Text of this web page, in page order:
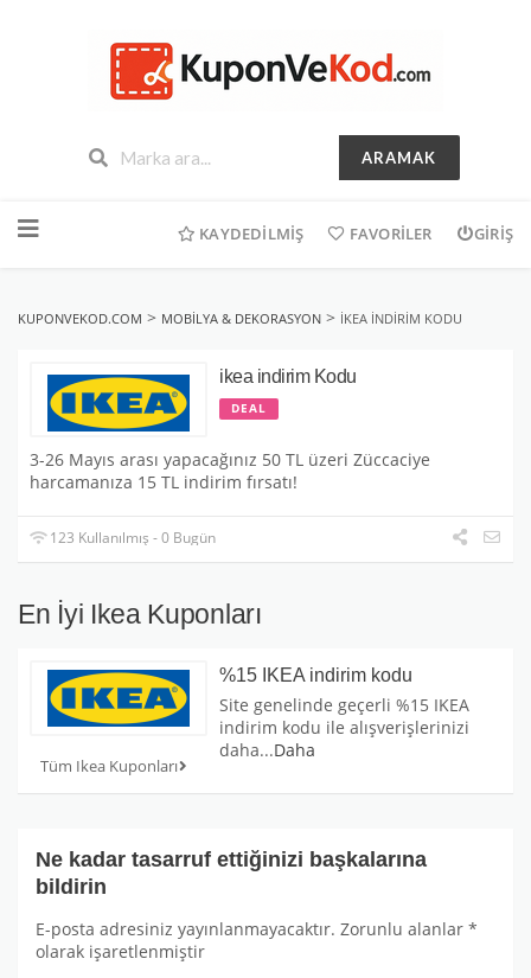
ARAMAK
geç
KAYDEDILMIŞ FAVORILER GIRIŞ
KUPONVEKOD.COM > MOBILYA & DEKORASYON > IKEA INDIRIM KODU
ikea indirim Kodu
DEAL
3-26 Mayıs arası yapacağınız 50 TL üzeri Züccaciye
harcamanıza 15 TL indirim fırsatı!
123 Kullanılmış - 0 Bugün
En İyi Ikea Kuponları
Tüm Ikea Kuponları
%15 IKEA indirim kodu
Site genelinde geçerli %15 IKEA
indirim kodu ile alışverişlerinizi
daha...Daha
Ne kadar tasarruf ettiğinizi başkalarına
bildirin
E-posta adresiniz yayınlanmayacaktır. Zorunlu alanlar *
olarak işaretlenmiştir